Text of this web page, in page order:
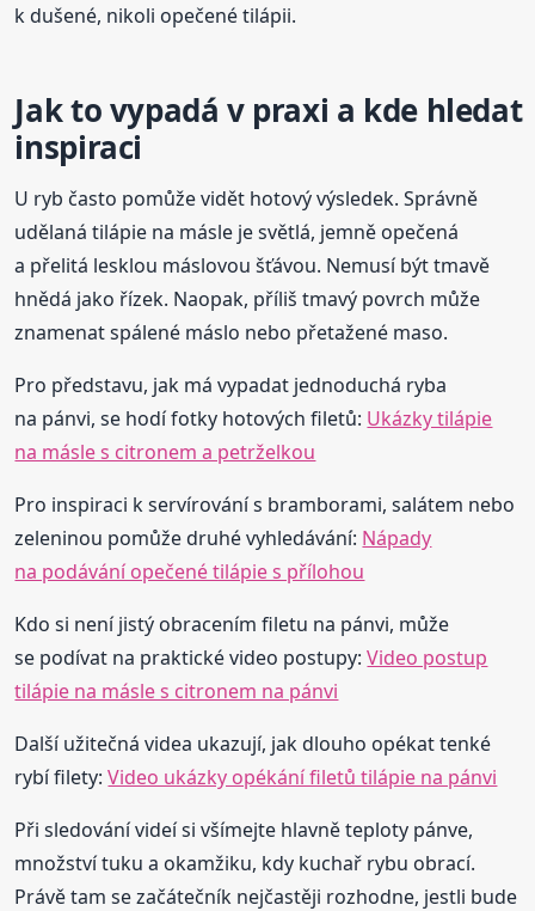
k dušené, nikoli opečené tilápii.
Jak to vypadá v praxi a kde hledat
inspiraci
U ryb často pomůže vidět hotový výsledek. Správně
udělaná tilápie na másle je světlá, jemně opečená
a přelitá lesklou máslovou šťávou. Nemusí být tmavě
hnědá jako řízek. Naopak, příliš tmavý povrch může
znamenat spálené máslo nebo přetažené maso.
Pro představu, jak má vypadat jednoduchá ryba
na pánvi, se hodí fotky hotových filetů: Ukázky tilápie
na másle s citronem a petrželkou
Pro inspiraci k servírování s bramborami, salátem nebo
zeleninou pomůže druhé vyhledávání: Nápady
na podávání opečené tilápie s přílohou
Kdo si není jistý obracením filetu na pánvi, může
se podívat na praktické video postupy:Video postup
tilápie na másle s citronem na pánvi
Další užitečná videa ukazují, jak dlouho opékat tenké
rybí filety:Video ukázky opékání filetů tilápie na pánvi
Při sledování videí si všímejte hlavně teploty pánve,
množství tuku a okamžiku, kdy kuchař rybu obrací.
Právě tam se začátečník nejčastěji rozhodne, jestli bude